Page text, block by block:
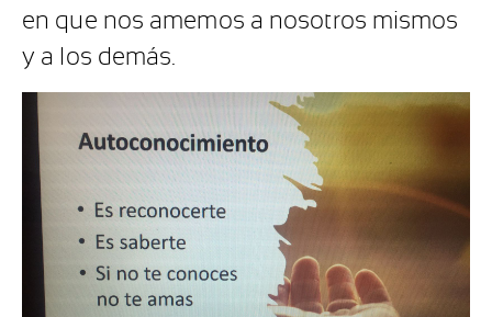
en que nos amemos a nosotros mismos
y a los demás.